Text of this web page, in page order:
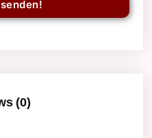
(0)